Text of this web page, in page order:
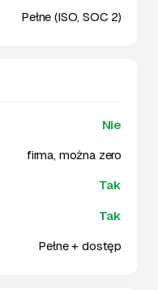
Pełne (ISO, SOC 2)
Nie
firma, można zero
Tak
Tak
Pełne + dostęp